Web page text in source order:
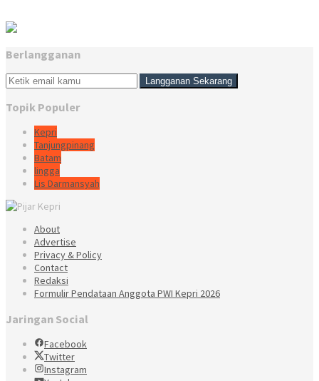
Berlangganan
Topik Populer
Kepri
Tanjungpinang
Batam
lingga
Lis Darmansyah
About
Advertise
Privacy & Policy
Contact
Redaksi
Formulir Pendataan Anggota PWI Kepri 2026
Jaringan Social
Facebook
Twitter
Instagram